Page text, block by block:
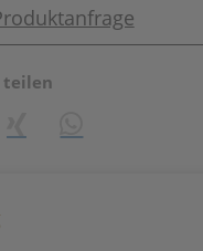
teilen